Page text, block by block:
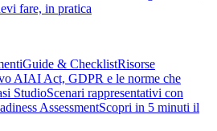
fare, in pratica
Guide & ChecklistRisorse
AIAI Act, GDPR e le norme che
StudioScenari rappresentativi con
AssessmentScopri in 5 minuti il